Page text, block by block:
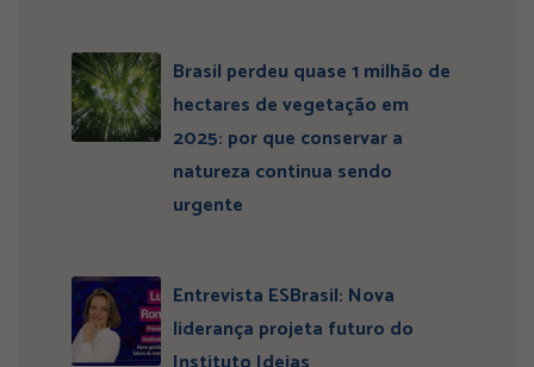
Brasil perdeu quase 1 milhão de
hectares de vegetação em
2025: por que conservar a
natureza continua sendo
urgente
Entrevista ESBrasil: Nova
liderança projeta futuro do